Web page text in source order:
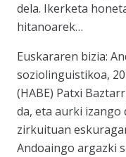
dela. Ikerketa
hitanoarek…
Euskararen bizia:
soziolinguistikoa,
(HABE) Patxi
da, eta aurki izango
zirkuituan
Andoaingo argazki